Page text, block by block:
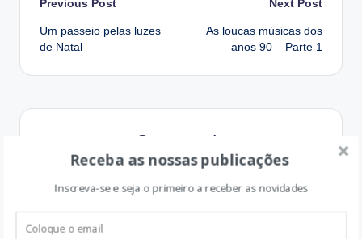
Post
navigation
Previous Post
Um passeio pelas luzes
de Natal
Next Post
As loucas músicas dos
anos 90 – Parte 1
Comments
No comments yet. Why don’t you start the discussion?
Qual a vossa opinião?
Receba as nossas publicações
Inscreva-se e seja o primeiro a receber as novidades